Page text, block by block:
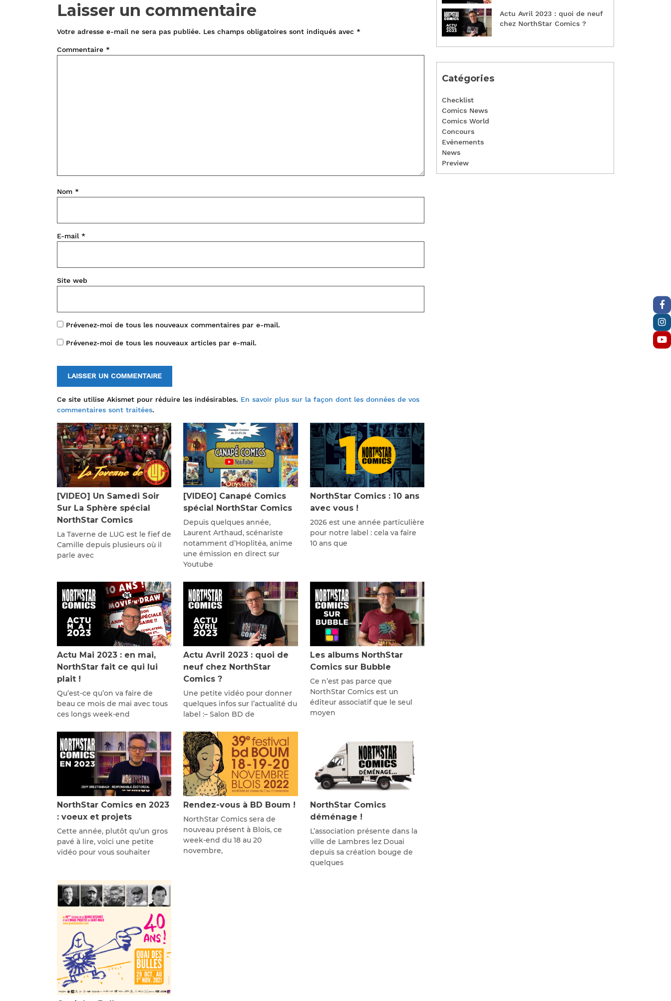
Laisser un commentaire
Votre adresse e-mail ne sera pas publiée. Les champs obligatoires sont indiqués avec *
Commentaire *
Nom *
E-mail *
Site web
Prévenez-moi de tous les nouveaux commentaires par e-mail.
Prévenez-moi de tous les nouveaux articles par e-mail.
Ce site utilise Akismet pour réduire les indésirables. En savoir plus sur la façon dont les données de vos
commentaires sont traitées.
[VIDEO] Un Samedi Soir
Sur La Sphère spécial
NorthStar Comics
La Taverne de LUG est le fief de
Camille depuis plusieurs où il
parle avec
[VIDEO] Canapé Comics
spécial NorthStar Comics
Depuis quelques année,
Laurent Arthaud, scénariste
notamment d’Hoplitéa, anime
une émission en direct sur
Youtube
NorthStar Comics : 10 ans
avec vous !
2026 est une année particulière
pour notre label : cela va faire
10 ans que
Actu Mai 2023 : en mai,
NorthStar fait ce qui lui
plait !
Qu’est-ce qu’on va faire de
beau ce mois de mai avec tous
ces longs week-end
Actu Avril 2023 : quoi de
neuf chez NorthStar
Comics ?
Une petite vidéo pour donner
quelques infos sur l’actualité du
label :– Salon BD de
Les albums NorthStar
Comics sur Bubble
Ce n’est pas parce que
NorthStar Comics est un
éditeur associatif que le seul
moyen
NorthStar Comics en 2023
: voeux et projets
Cette année, plutôt qu’un gros
pavé à lire, voici une petite
vidéo pour vous souhaiter
Rendez-vous à BD Boum !
NorthStar Comics sera de
nouveau présent à Blois, ce
week-end du 18 au 20
novembre,
NorthStar Comics
déménage !
L’association présente dans la
ville de Lambres lez Douai
depuis sa création bouge de
quelques
Actu Avril 2023 : quoi de neuf
chez NorthStar Comics ?
Catégories
Checklist
Comics News
Comics World
Concours
Evénements
News
Preview